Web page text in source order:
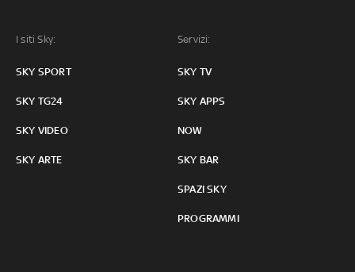
I siti Sky:
SKY SPORT
SKY TG24
SKY VIDEO
SKY ARTE
Servizi:
SKY TV
SKY APPS
NOW
SKY BAR
SPAZI SKY
PROGRAMMI